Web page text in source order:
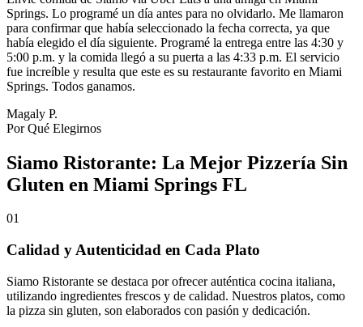
Springs. Lo programé un día antes para no olvidarlo. Me llamaron
para confirmar que había seleccionado la fecha correcta, ya que
había elegido el día siguiente. Programé la entrega entre las 4:30 y
5:00 p.m. y la comida llegó a su puerta a las 4:33 p.m. El servicio
fue increíble y resulta que este es su restaurante favorito en Miami
Springs. Todos ganamos.
Magaly P.
Por Qué Elegirnos
Siamo Ristorante: La Mejor Pizzería Sin
Gluten en Miami Springs FL
01
Calidad y Autenticidad en Cada Plato
Siamo Ristorante se destaca por ofrecer auténtica cocina italiana,
utilizando ingredientes frescos y de calidad. Nuestros platos, como
la pizza sin gluten, son elaborados con pasión y dedicación.